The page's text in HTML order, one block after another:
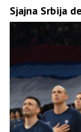
Sjajna Srbija